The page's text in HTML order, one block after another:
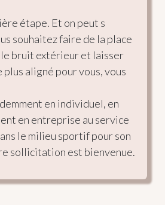
étape. Et on peut s
souhaitez faire de la place
le bruit extérieur et laisser
aligné pour vous, vous
en individuel, en
en entreprise au service
le milieu sportif pour son
sollicitation est bienvenue.